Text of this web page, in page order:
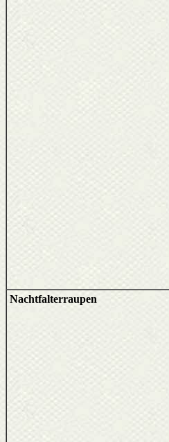
Nachtfalterraupen